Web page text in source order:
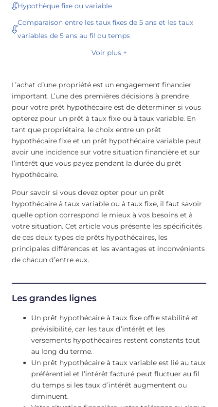
Hypothèque fixe ou variable
Comparaison entre les taux fixes de 5 ans et les taux
variables de 5 ans au fil du temps
Voir plus +
L’achat d’une propriété est un engagement financier
important. L’une des premières décisions à prendre
pour votre prêt hypothécaire est de déterminer si vous
opterez pour un prêt à taux fixe ou à taux variable. En
tant que propriétaire, le choix entre un prêt
hypothécaire fixe et un prêt hypothécaire variable peut
avoir une incidence sur votre situation financière et sur
l’intérêt que vous payez pendant la durée du prêt
hypothécaire.
Pour savoir si vous devez opter pour un prêt
hypothécaire à taux variable ou à taux fixe, il faut savoir
quelle option correspond le mieux à vos besoins et à
votre situation. Cet article vous présente les spécificités
de ces deux types de prêts hypothécaires, les
principales différences et les avantages et inconvénients
de chacun d’entre eux.
Les grandes lignes
Un prêt hypothécaire à taux fixe offre stabilité et
prévisibilité, car les taux d’intérêt et les
versements hypothécaires restent constants tout
au long du terme.
Un prêt hypothécaire à taux variable est lié au taux
préférentiel et l’intérêt facturé peut fluctuer au fil
du temps si les taux d’intérêt augmentent ou
diminuent.